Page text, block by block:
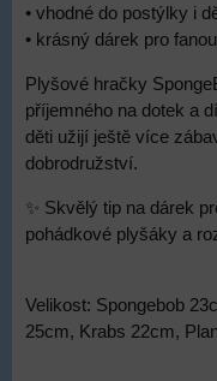
• vhodné do postýlky i
• krásný dárek pro
Plyšové hračky
příjemného na dotek a
děti užijí ještě více
dobrodružství.
✨ Skvělý tip na dárek
pohádkové plyšáky a
Velikost: Spongebob
25cm, Krabs 22cm,